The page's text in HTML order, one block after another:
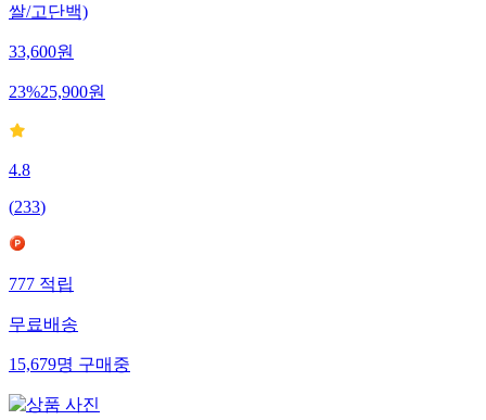
쌀/고단백)
33,600원
23%25,900원
4.8
(233)
777 적립
무료배송
15,679명 구매중